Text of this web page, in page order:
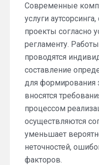
Современные
услуги
проекты согласно
регламенту.
проводятся
составление
для формирования
вносятся
процессом
осуществляются
уменьшает
неточностей,
факторов.